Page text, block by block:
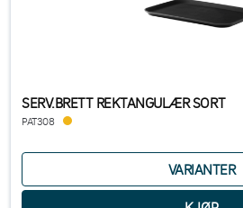
SERV.BRETT REKTANGULÆR SORT
PAT308
VARIANTER